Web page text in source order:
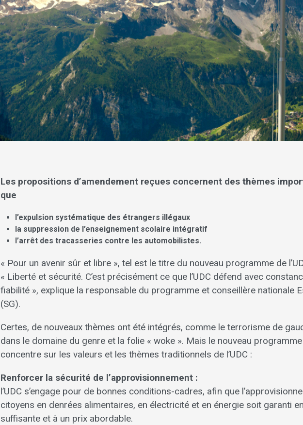
Les propositions d’amendement reçues concernent des thèmes
que
l’expulsion systématique des étrangers illégaux
la suppression de l’enseignement scolaire intégratif
l’arrêt des tracasseries contre les automobilistes.
« Pour un avenir sûr et libre », tel est le titre du nouveau programme de
« Liberté et sécurité. C’est précisément ce que l’UDC défend avec
fiabilité », explique la responsable du programme et conseillère nationale
(SG).
Certes, de nouveaux thèmes ont été intégrés, comme le terrorisme de
dans le domaine du genre et la folie « woke ». Mais le nouveau
concentre sur les valeurs et les thèmes traditionnels de l’UDC :
Renforcer la sécurité de l’approvisionnement :
l’UDC s’engage pour de bonnes conditions-cadres, afin que
citoyens en denrées alimentaires, en électricité et en énergie soit garanti
suffisante et à un prix abordable.